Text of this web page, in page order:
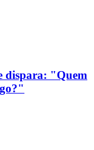
dispara: "Quem